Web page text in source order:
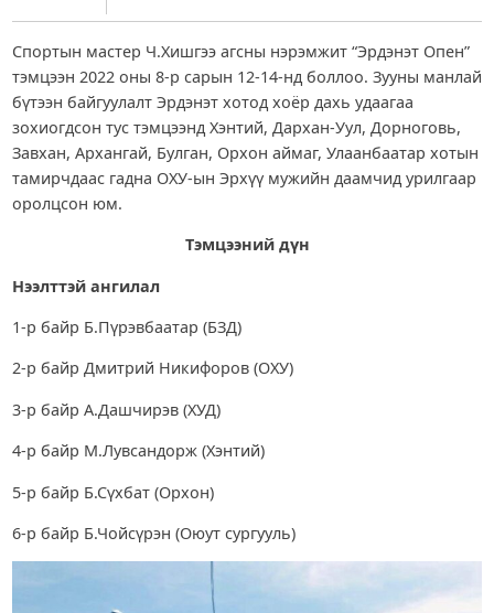
Спортын мастер Ч.Хишгээ агсны нэрэмжит “Эрдэнэт Опен”
тэмцээн 2022 оны 8-р сарын 12-14-нд боллоо. Зууны манлай
бүтээн байгуулалт Эрдэнэт хотод хоёр дахь удаагаа
зохиогдсон тус тэмцээнд Хэнтий, Дархан-Уул, Дорноговь,
Завхан, Архангай, Булган, Орхон аймаг, Улаанбаатар хотын
тамирчдаас гадна ОХУ-ын Эрхүү мужийн даамчид урилгаар
оролцсон юм.
Тэмцээний дүн
Нээлттэй ангилал
1-р байр Б.Пүрэвбаатар (БЗД)
2-р байр Дмитрий Никифоров (ОХУ)
3-р байр А.Дашчирэв (ХУД)
4-р байр М.Лувсандорж (Хэнтий)
5-р байр Б.Сүхбат (Орхон)
6-р байр Б.Чойсүрэн (Оюут сургууль)